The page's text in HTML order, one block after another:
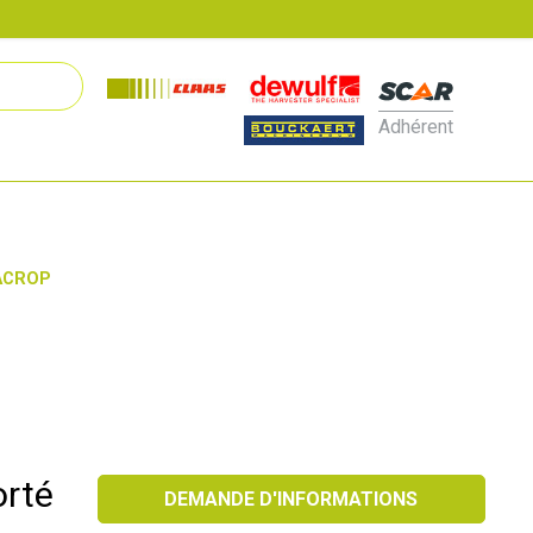
Adhérent
DEMANDE D'INFORMATIONS